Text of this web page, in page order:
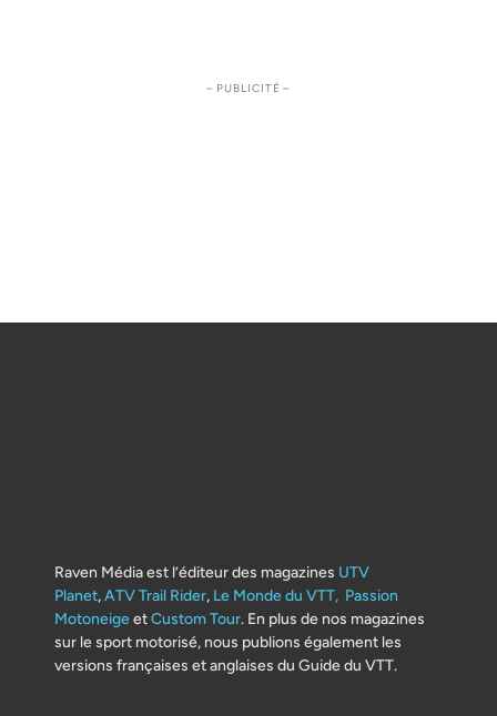
– PUBLICITÉ –
Raven Média est l’éditeur des magazines UTV
Planet,ATV Trail Rider, Le Monde du VTT, Passion
MotoneigeetCustom Tour. En plus de nos magazines
sur le sport motorisé, nous publions également les
versions françaises et anglaises du Guide du VTT.